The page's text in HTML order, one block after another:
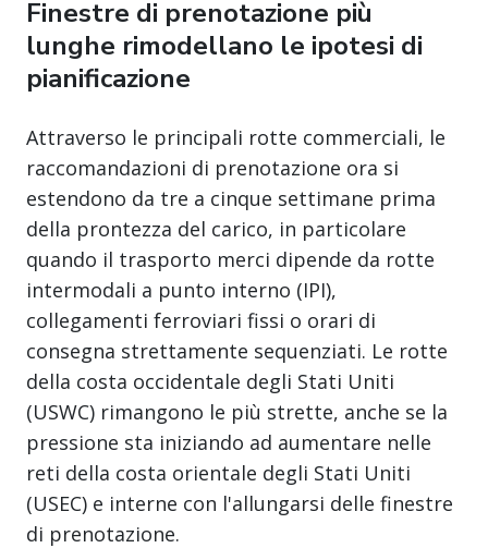
Finestre di prenotazione più
lunghe rimodellano le ipotesi di
pianificazione
Attraverso le principali rotte commerciali, le
raccomandazioni di prenotazione ora si
estendono da tre a cinque settimane prima
della prontezza del carico, in particolare
quando il trasporto merci dipende da rotte
intermodali a punto interno (IPI),
collegamenti ferroviari fissi o orari di
consegna strettamente sequenziati. Le rotte
della costa occidentale degli Stati Uniti
(USWC) rimangono le più strette, anche se la
pressione sta iniziando ad aumentare nelle
reti della costa orientale degli Stati Uniti
(USEC) e interne con l'allungarsi delle finestre
di prenotazione.